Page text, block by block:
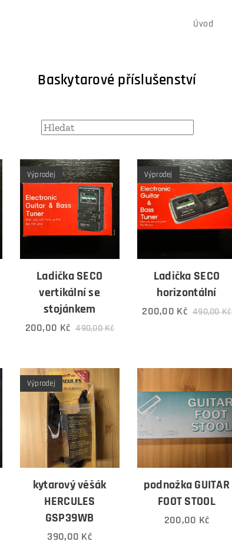
Úvod
Baskytarové příslušenství
Ladička SECO
vertikální se
stojánkem
Výprodej
200,00 Kč 490,00Kč
Ladička SECO
horizontální
Výprodej
200,00 Kč 490,00Kč
kytarový věšák
HERCULES
GSP39WB
Výprodej
390,00 Kč
podnožka GUITAR
FOOT STOOL
200,00 Kč